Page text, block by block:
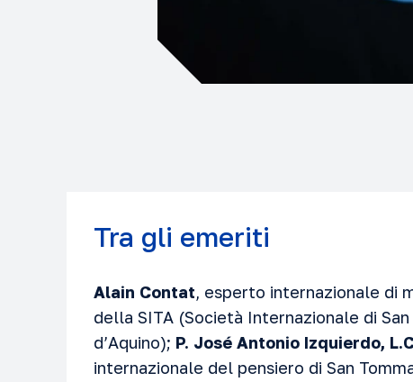
Tra gli emeriti
Alain Contat, esperto internazionale di
della SITA (Società Internazionale di San
d’Aquino); P. José Antonio Izquierdo,
internazionale del pensiero di San